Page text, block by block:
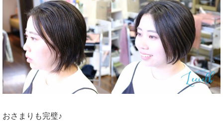
おさまりも完璧♪